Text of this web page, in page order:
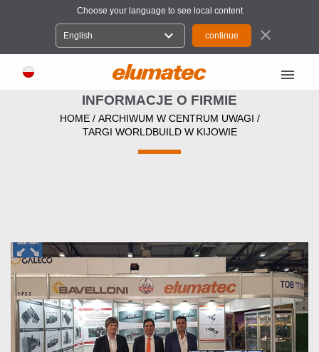
Choose your language to see local content
English expand_more close
menu
INFORMACJE O FIRMIE
HOME/ ARCHIWUM W CENTRUM UWAGI /
TARGI WORLDBUILD W KIJOWIE